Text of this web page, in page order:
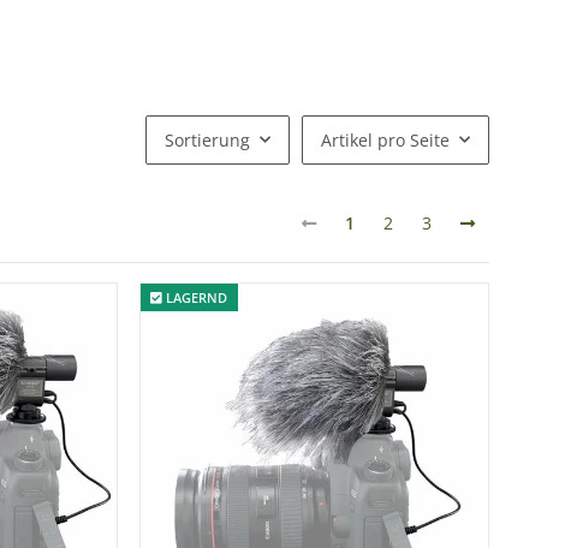
Sortierung Artikel pro Seite
1 2
LAGERND
LAGERND